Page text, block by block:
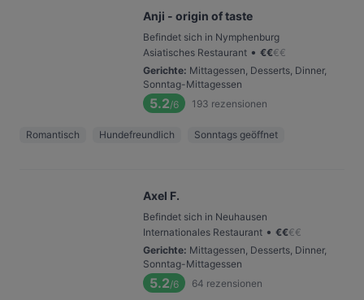
Anji - origin of taste
Befindet sich in Nymphenburg
Asiatisches Restaurant • €€€€
Gerichte: Mittagessen, Desserts, Dinner,
Sonntag-Mittagessen
5.2/6 193 rezensionen
Romantisch Hundefreundlich Sonntags geöffnet
Axel F.
Befindet sich in Neuhausen
Internationales Restaurant • €€€€
Gerichte: Mittagessen, Desserts, Dinner,
Sonntag-Mittagessen
5.2/6 64 rezensionen